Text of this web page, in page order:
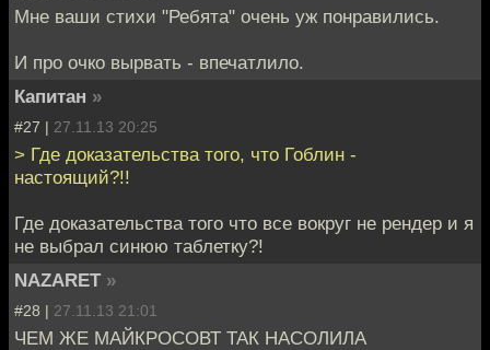
Мне ваши стихи "Ребята" очень уж понравились.
И про очко вырвать - впечатлило.
Капитан »
#27 | 27.11.13 20:25
> Где доказательства того, что Гоблин -
настоящий?!!
Где доказательства того что все вокруг не рендер и я
не выбрал синюю таблетку?!
NAZARET »
#28 | 27.11.13 21:01
ЧЕМ ЖЕ МАЙКРОСОВТ ТАК НАСОЛИЛА